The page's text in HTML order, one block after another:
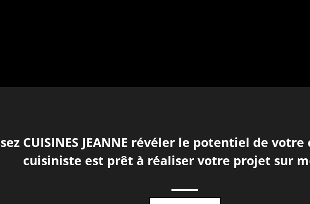
CUISINES JEANNE révéler le potentiel de
cuisiniste est prêt à réaliser votre projet sur